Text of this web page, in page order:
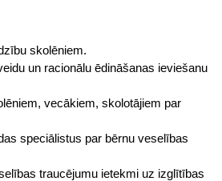
skolēniem.
un racionālu ēdināšanas ieviešanu
vecākiem, skolotājiem par
speciālistus par bērnu veselības
traucējumu ietekmi uz izglītības